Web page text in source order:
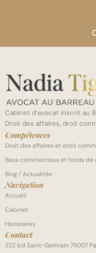
Cabinet d’avocat inscrit au
Droit des affaires, droit
Compétences
Droit des affaires et droit
Baux commerciaux et fonds de
Blog / Actualités
Navigation
Accueil
Cabinet
Honoraires
Contact
222 bd Saint-Germain 75007